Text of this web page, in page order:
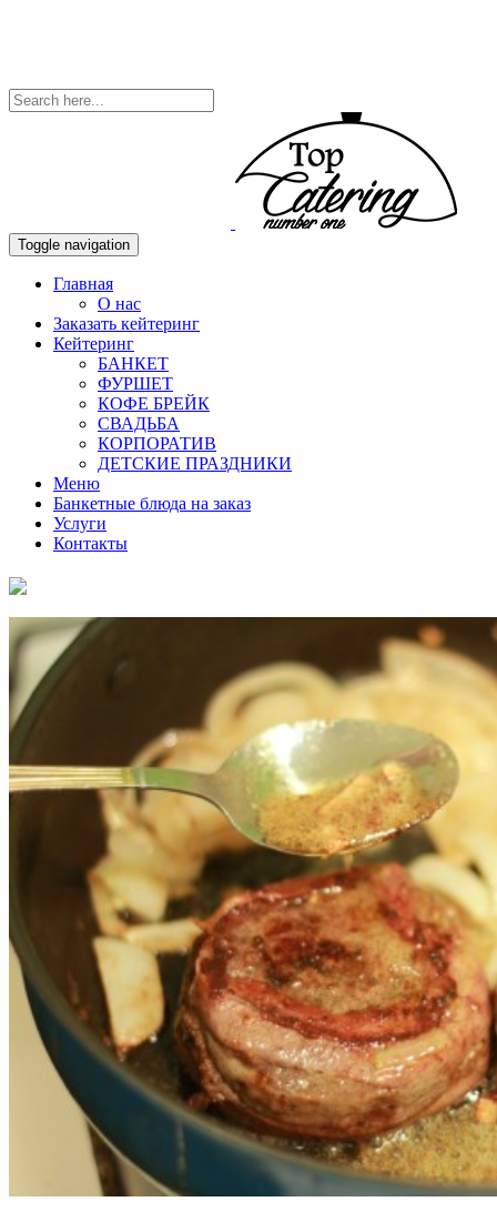
Toggle navigation
Главная
О нас
Заказать кейтеринг
Кейтеринг
БАНКЕТ
ФУРШЕТ
КОФЕ БРЕЙК
СВАДЬБА
КОРПОРАТИВ
ДЕТСКИЕ ПРАЗДНИКИ
Меню
Банкетные блюда на заказ
Услуги
Контакты